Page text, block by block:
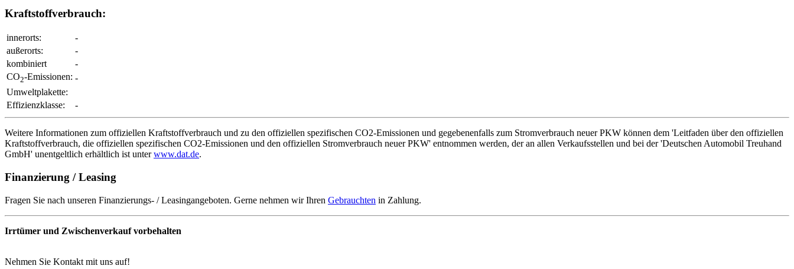
Kraftstoffverbrauch:
innerorts:
-
außerorts:
-
kombiniert
-
CO2-Emissionen: -
Umweltplakette:
Effizienzklasse:
-
Weitere Informationen zum offiziellen Kraftstoffverbrauch und zu den offiziellen spezifischen CO2-Emissionen und gegebenenfalls zum Stromverbrauch neuer PKW können dem 'Leitfaden über den offiziellen
Kraftstoffverbrauch, die offiziellen spezifischen CO2-Emissionen und den offiziellen Stromverbrauch neuer PKW' entnommen werden, der an allen Verkaufsstellen und bei der 'Deutschen Automobil Treuhand
GmbH' unentgeltlich erhältlich ist unterwww.dat.de.
Finanzierung / Leasing
Fragen Sie nach unseren Finanzierungs- / Leasingangeboten. Gerne nehmen wir Ihren Gebrauchten in Zahlung.
Irrtümer und Zwischenverkauf vorbehalten
Nehmen Sie Kontakt mit uns auf!